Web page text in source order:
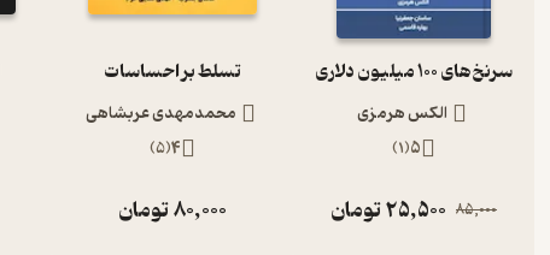
سرنخ‌های 100 میلیون دلاری
الکس هرمزی
5
(
1
)
85,000
25,500تومان
تسلط بر احساسات
محمدمهدی عربشاهی
4
(
5
)
80,000تومان